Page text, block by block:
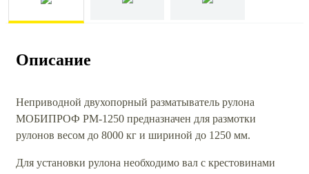
Описание
Неприводной двухопорный разматыватель рулона
МОБИПРОФ РМ-1250 предназначен для размотки
рулонов весом до 8000 кг и шириной до 1250 мм.
Для установки рулона необходимо вал с крестовинами